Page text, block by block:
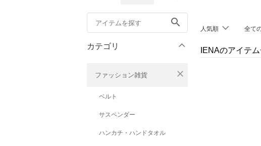
search
カテゴリ
ファッション雑貨 close
ベルト
サスペンダー
ハンカチ・ハンドタオル
人気順 全て
IENAのアイテ